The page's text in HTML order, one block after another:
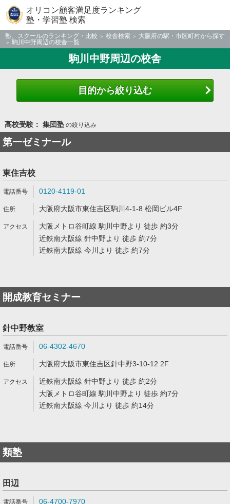
オリコン顧客満足度ランキング
塾・学習塾 検索
塾、スクールのランキング・比較 校舎検索
大阪府の駅・市区町村から探す
駒川中野周辺の校舎一覧
駒川中野周辺の校舎
目的から絞り込む
高校受験： 集団塾の絞り込み
第一ゼミナール
東住吉校
0120-4119-01
大阪府大阪市東住吉区駒川4-1-8 松岡ビル4F
大阪メトロ谷町線 駒川中野より 徒歩 約3分
近鉄南大阪線 針中野より 徒歩 約7分
近鉄南大阪線 今川より 徒歩 約7分
開成教育セミナー
針中野教室
06-4302-4670
大阪府大阪市東住吉区針中野3-10-12 2F
近鉄南大阪線 針中野より 徒歩 約2分
大阪メトロ谷町線 駒川中野より 徒歩 約7分
近鉄南大阪線 今川より 徒歩 約14分
類塾
田辺
06-4700-7970